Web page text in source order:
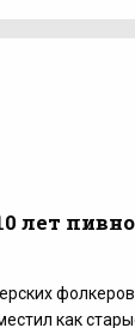
лет
как